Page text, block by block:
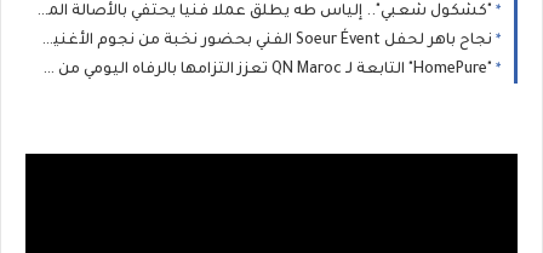
"كشكول شعبي".. إلياس طه يطلق عملا فنيا يحتفي بالأصالة المغربية
نجاح باهر لحفل Soeur Évent الفني بحضور نخبة من نجوم الأغنية المغربية بفرنسا